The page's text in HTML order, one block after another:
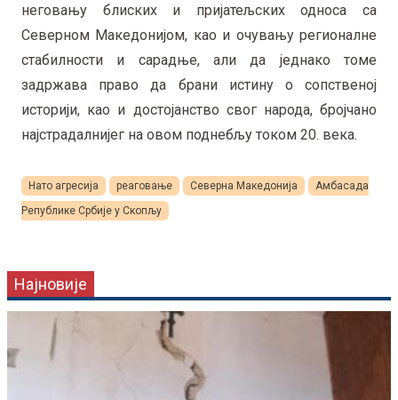
неговању блиских и пријатељских односа са
Северном Македонијом, као и очувању регионалне
стабилности и сарадње, али да једнако томе
задржава право да брани истину о сопственој
историји, као и достојанство свог народа, бројчано
најстрадалнијег на овом поднебљу током 20. века.
Нато агресија реаговање Северна Македонија
Амбасада
Републике Србије у Скопљу
Најновије